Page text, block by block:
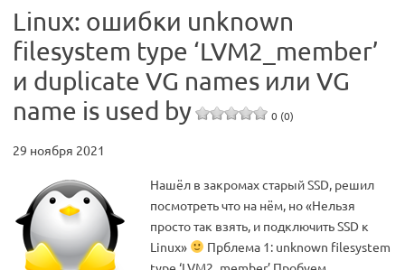
Linux: ошибки unknown
filesystem type ‘LVM2_member’
и duplicate VG names или VG
name is used by
0 (0)
29 ноября 2021
Нашёл в закромах старый SSD, решил
посмотреть что на нём, но «Нельзя
просто так взять, и подключить SSD к
Linux»
Прблема 1: unknown filesystem